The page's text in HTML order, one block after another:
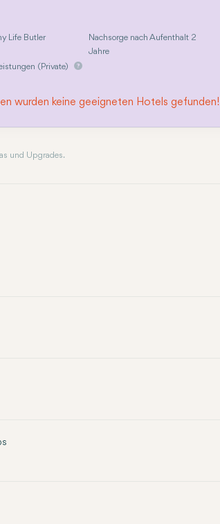
Life Butler
Nachsorge nach Aufenthalt 2
Jahre
(Private)
wurden keine geeigneten Hotels gefunden!
und Upgrades.